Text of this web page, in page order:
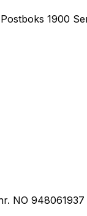
Postboks 1900
NO 948061937